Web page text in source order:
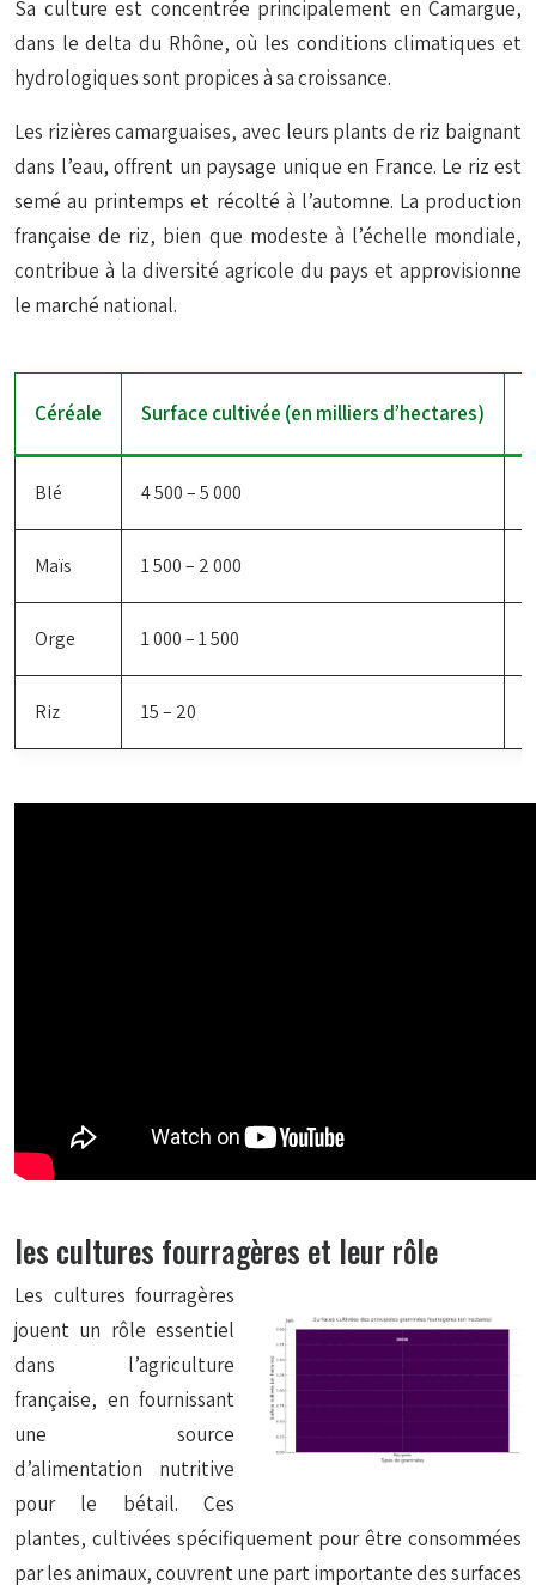
Sa culture est concentrée principalement en Camargue,
dans le delta du Rhône, où les conditions climatiques et
hydrologiques sont propices à sa croissance.
Les rizières camarguaises, avec leurs plants de riz baignant
dans l’eau, offrent un paysage unique en France. Le riz est
semé au printemps et récolté à l’automne. La production
française de riz, bien que modeste à l’échelle mondiale,
contribue à la diversité agricole du pays et approvisionne
le marché national.
Céréale Surface cultivée (en milliers d’hectares)
Blé 4 500 – 5 000
Maïs 1 500 – 2 000
Orge 1 000 – 1 500
Riz 15 – 20
les cultures fourragères et leur rôle
Les cultures fourragères
jouent un rôle essentiel
dans l’agriculture
française, en fournissant
une source
d’alimentation nutritive
pour le bétail. Ces
plantes, cultivées spécifiquement pour être consommées
par les animaux, couvrent une part importante des surfaces